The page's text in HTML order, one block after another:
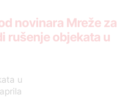
novinara Mreže za
rušenje objekata u
u